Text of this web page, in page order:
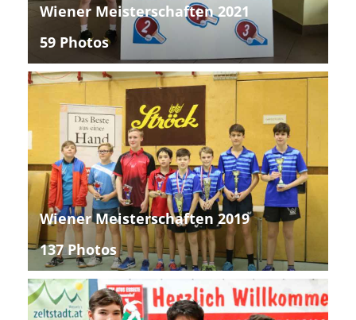
Wiener Meisterschaften 2021
59 Photos
Wiener Meisterschaften 2019
137 Photos